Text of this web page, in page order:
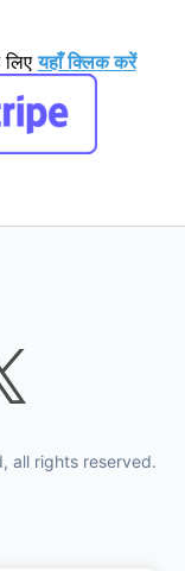
लिएयहाँ क्लिक करें
all rights reserved.